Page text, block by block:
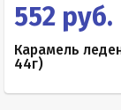
552 руб.
Карамель
44г)